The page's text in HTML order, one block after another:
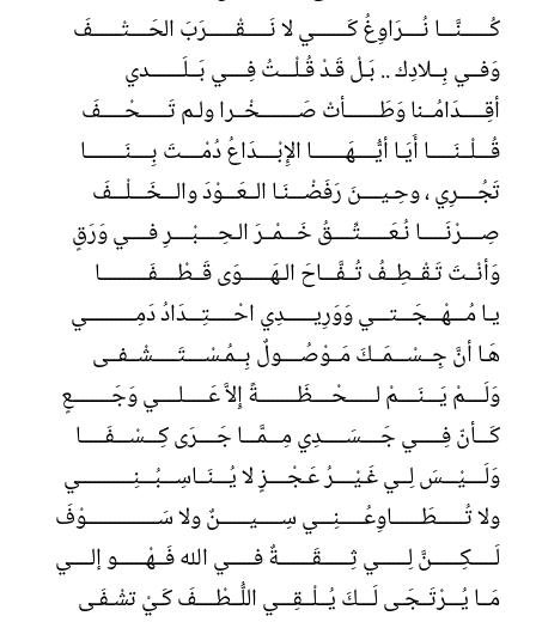
كُــــــنَّـــا نُــــرَاوِغُ كَـــــــي لا نَـــــقْــــــرَبَ الحَــــتْــــــفَ
وَفــي بِــلادِك .. بَـلْ قَـدْ قُـلْـــتُ فِــــي بَــلَـــــــدي
أقِـــــدَامُــنا وَطَـــــــأتْ صَــــــــخْــرا ولـم تَــــــحْـــــفَ
قُـــلْــنَـــــا أَيَـا أيُّــــهَـــــــا الإِبْــــدَاعُ دُمْــــتَ بِــــنَــــــــا
تَجُــــرِي ، وحِـيــــنَ رَفَضْـــنَـا الــعَـــوْدَ والـــخَـــلْـــفَ
صِــــرْنَـــــا نُـعَــــــتِّــــقُ خَـــمْــرَ الـحِــــبْــــرِ فــــي وَرَقٍ
وَأنْــتَ تَـقْــطِــفُ تُــفَّـــاحَ الـهَــــــوَى قَــطْــــفَــــــــــا
يـا مُـــهْـــجَـــتـــي وَوَرِيــــــدِي احْـــــتِـــدَادُ دَمِــــــــــي
هَـا أنَّ جِــسْـــمَــكَ مَــوْصُــــولٌ بِــمُـسْــــتَـــــشْــفــى
وَلَــــمْ يَـــنَــــمْ لــــــحْــــظَــــــــةً إِلاَّ عَـــــلــــي وَجَــــــــعٍ
كَـــأنّ فِـــــي جَــــسَـــــدِي مِـــمَّـــا جَــــرَى كِـــسْـــفَـــــا
وَلَــــيْـــسَ لِــي غَـيْــــرُ عَـجْــــزٍ لا يُـــنَــاسِـــبُـــنِـــــــــــي
ولا تُــــــطَــــــاوِعُـــــنِـــي سِـــــيــــــنٌ ولا سَـــــــــــــــوْفَ
لَـــــكِــــــنَّ لِــــــي ثِــــــقَـــــــةٌ فـــــي الله فَــهْــــــو إلــــي
مَــا يُـــرْتَــجَـى لَـــكَ يُــلْــقِـــي اللُّــطْــــفَ كَـيْ تشْـفَـى